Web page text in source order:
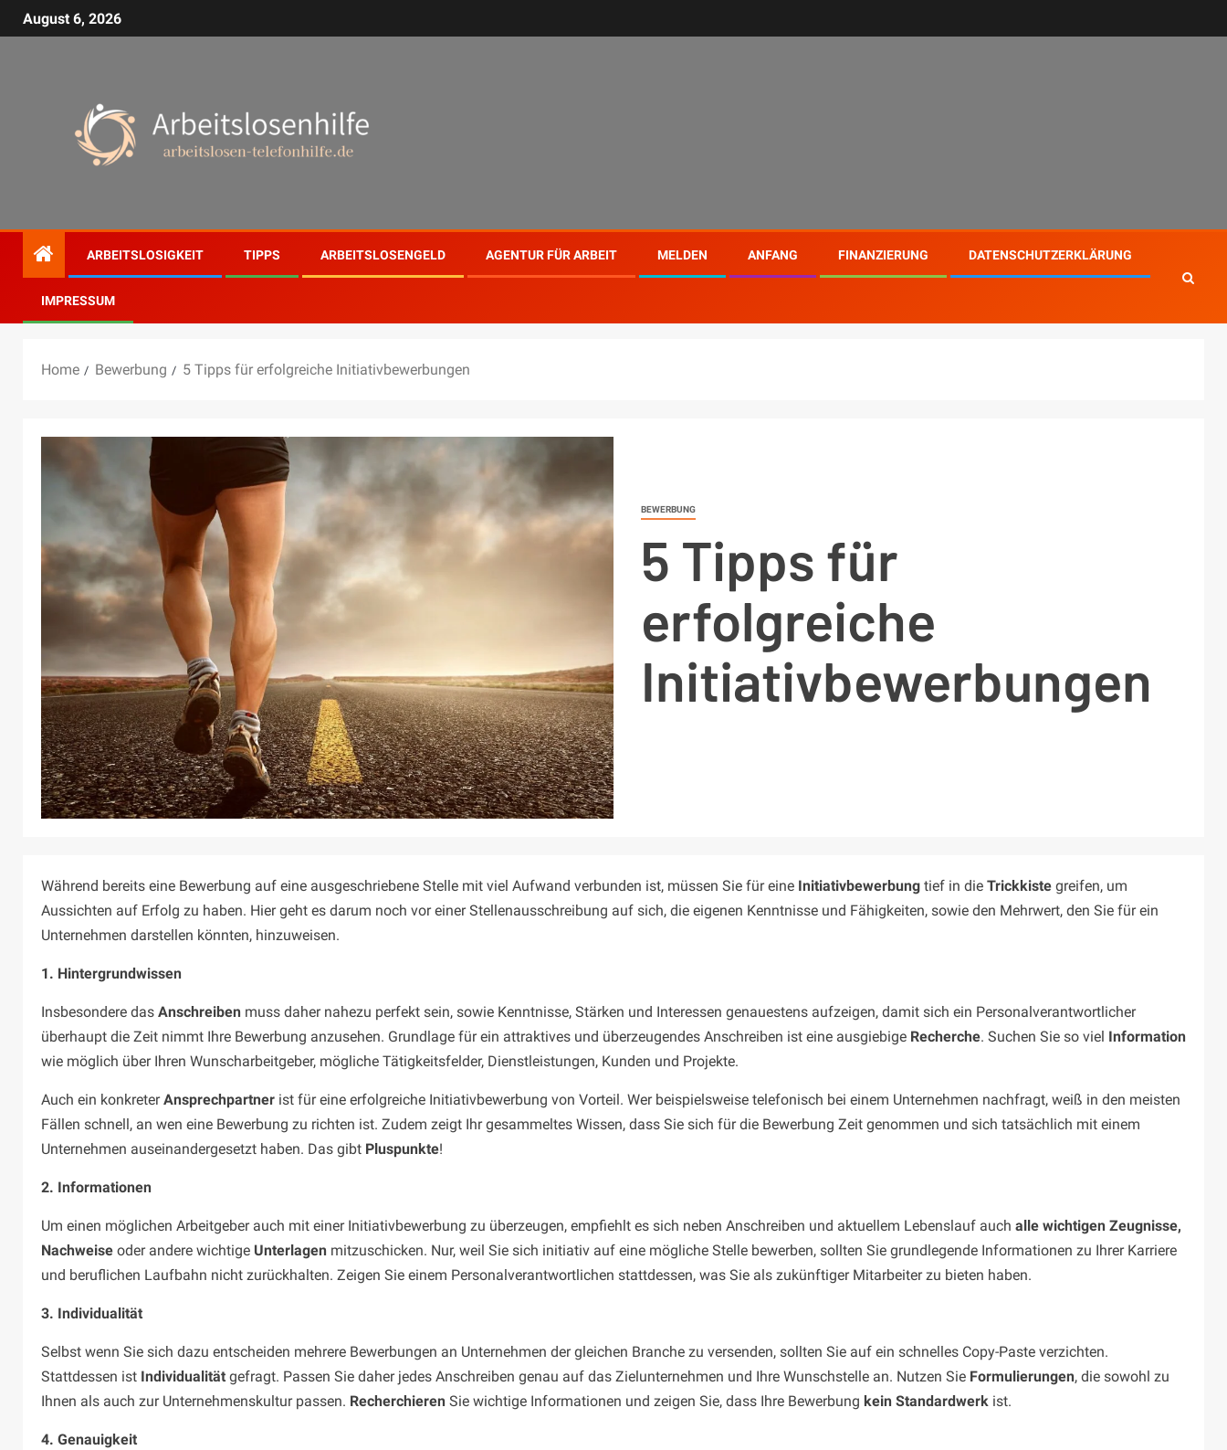
August 6, 2026
ARBEITSLOSIGKEIT TIPPS ARBEITSLOSENGELD AGENTUR FÜR ARBEIT MELDEN ANFANG FINANZIERUNG DATENSCHUTZERKLÄRUNG
IMPRESSUM
Home Bewerbung 5 Tipps für erfolgreiche Initiativbewerbungen
BEWERBUNG
5 Tipps für
erfolgreiche
Initiativbewerbungen
Während bereits eine Bewerbung auf eine ausgeschriebene Stelle mit viel Aufwand verbunden ist, müssen Sie für eine Initiativbewerbung tief in die Trickkiste greifen, um
Aussichten auf Erfolg zu haben. Hier geht es darum noch vor einer Stellenausschreibung auf sich, die eigenen Kenntnisse und Fähigkeiten, sowie den Mehrwert, den Sie für ein
Unternehmen darstellen könnten, hinzuweisen.
1. Hintergrundwissen
Insbesondere das Anschreiben muss daher nahezu perfekt sein, sowie Kenntnisse, Stärken und Interessen genauestens aufzeigen, damit sich ein Personalverantwortlicher
überhaupt die Zeit nimmt Ihre Bewerbung anzusehen. Grundlage für ein attraktives und überzeugendes Anschreiben ist eine ausgiebige Recherche. Suchen Sie so viel Information
wie möglich über Ihren Wunscharbeitgeber, mögliche Tätigkeitsfelder, Dienstleistungen, Kunden und Projekte.
Auch ein konkreterAnsprechpartner ist für eine erfolgreiche Initiativbewerbung von Vorteil. Wer beispielsweise telefonisch bei einem Unternehmen nachfragt, weiß in den meisten
Fällen schnell, an wen eine Bewerbung zu richten ist. Zudem zeigt Ihr gesammeltes Wissen, dass Sie sich für die Bewerbung Zeit genommen und sich tatsächlich mit einem
Unternehmen auseinandergesetzt haben. Das gibt Pluspunkte!
2. Informationen
Um einen möglichen Arbeitgeber auch mit einer Initiativbewerbung zu überzeugen, empfiehlt es sich neben Anschreiben und aktuellem Lebenslauf auch alle wichtigen Zeugnisse,
Nachweise oder andere wichtige Unterlagen mitzuschicken. Nur, weil Sie sich initiativ auf eine mögliche Stelle bewerben, sollten Sie grundlegende Informationen zu Ihrer Karriere
und beruflichen Laufbahn nicht zurückhalten. Zeigen Sie einem Personalverantwortlichen stattdessen, was Sie als zukünftiger Mitarbeiter zu bieten haben.
3. Individualität
Selbst wenn Sie sich dazu entscheiden mehrere Bewerbungen an Unternehmen der gleichen Branche zu versenden, sollten Sie auf ein schnelles Copy-Paste verzichten.
Stattdessen ist Individualität gefragt. Passen Sie daher jedes Anschreiben genau auf das Zielunternehmen und Ihre Wunschstelle an. Nutzen Sie Formulierungen, die sowohl zu
Ihnen als auch zur Unternehmenskultur passen. Recherchieren Sie wichtige Informationen und zeigen Sie, dass Ihre Bewerbung kein Standardwerk ist.
4. Genauigkeit